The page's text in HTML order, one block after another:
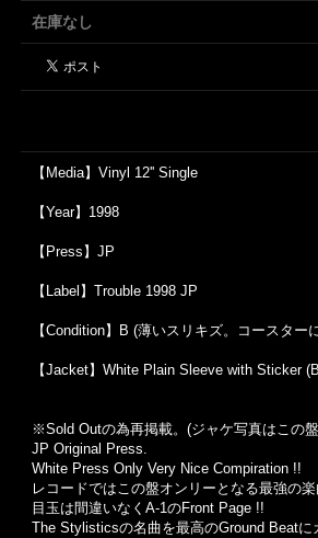
在庫なし
【Media】Vinyl 12'' Single
【Year】1998
【Press】JP
【Label】Trouble 1998 JP
【Condition】B (薄いスリキズ。コースター
【Jacket】White Plain Sleeve with Sticker
※Sold Outの為再掲載。 (ジャケ写真はこの
JP Original Press.
White Press Only Very Nice Compiration !!
レコードではこの盤オンリーとなる最強の
目玉は間違いなくA-1のFront Page !!
The Stylisticsの名曲を最高のGround Beatに